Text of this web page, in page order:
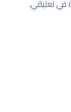
في تعليقي.